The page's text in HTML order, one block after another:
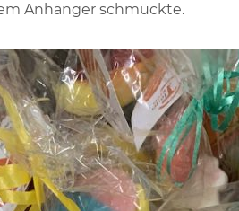
Anhänger schmückte.